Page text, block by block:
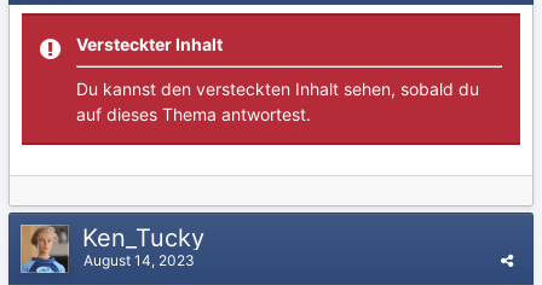
Versteckter Inhalt
Du kannst den versteckten Inhalt sehen, sobald du
auf dieses Thema antwortest.
Ken_Tucky
August 14, 2023